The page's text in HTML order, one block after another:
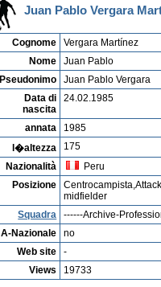
Juan Pablo Vergara
Cognome
Vergara Martínez
Nome
Juan Pablo
Pseudonimo
Juan Pablo Vergara
Data di
nascita
24.02.1985
annata
1985
l�altezza
175
Nazionalità
Peru
Posizione
midfielder
Squadra
------Archive-
A-Nazionale
no
Web site
-
Views
19733